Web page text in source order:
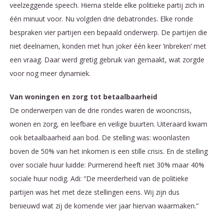
veelzeggende speech. Hierna stelde elke politieke partij zich in
één minuut voor. Nu volgden drie debatrondes. Elke ronde
bespraken vier partijen een bepaald onderwerp. De partijen die
niet deelnamen, konden met hun joker één keer ‘inbreken’ met
een vraag. Daar werd gretig gebruik van gemaakt, wat zorgde
voor nog meer dynamiek.
Van woningen en zorg tot betaalbaarheid
De onderwerpen van de drie rondes waren de wooncrisis,
wonen en zorg, en leefbare en veilige buurten. Uiteraard kwam
ook betaalbaarheid aan bod. De stelling was: woonlasten
boven de 50% van het inkomen is een stille crisis. En de stelling
over sociale huur luidde: Purmerend heeft niet 30% maar 40%
sociale huur nodig. Adi: “De meerderheid van de politieke
partijen was het met deze stellingen eens. Wij zijn dus
benieuwd wat zij de komende vier jaar hiervan waarmaken.”